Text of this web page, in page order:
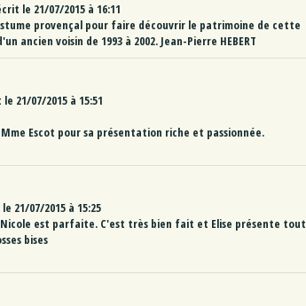
le 21/07/2015 à 16:11
provençal pour faire découvrir le patrimoine de cette
ancien voisin de 1993 à 2002. Jean-Pierre HEBERT
le 21/07/2015 à 15:51
Escot pour sa présentation riche et passionnée.
21/07/2015 à 15:25
est parfaite. C'est très bien fait et Elise présente tout
bises